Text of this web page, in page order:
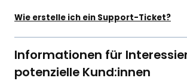
Wie erstelle ich ein Support-Ticket?
Informationen für
potenzielle Kund:innen